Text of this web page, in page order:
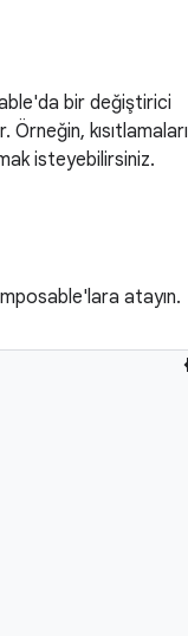
bir değiştirici
Örneğin, kısıtlamaları
isteyebilirsiniz.
atayın.